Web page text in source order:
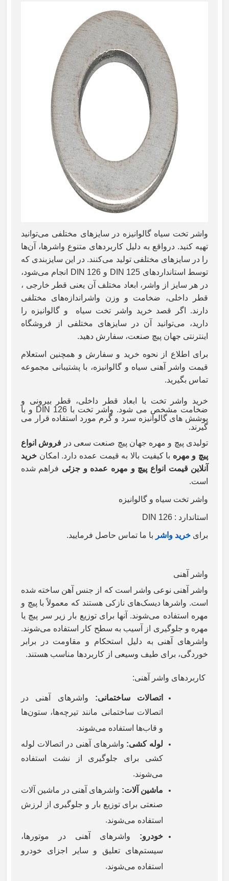
واشر تخت سیاه گالوانیزه در سایزهای مختلفی می‌توانید
تهیه کنید. درواقع به دلیل کاربردهای متنوع واشرها، آن‌ها
را در سایزهای مختلفی تولید می‌کنند. در این سایزبندی که
توسط استانداردهای DIN 125 و DIN 126
انجام می‌شود،
در هر سایز از واشر، ابعاد مختلف آن یعنی قطر خارجی ،
قطر داخلی، ضخامت و وزن واشراندازه‌های مختلفی
دارند. اگر قصد خرید واشر تخت سیاه و گالوانیزه را
دارید، می‌توانید آن در سایزهای مختلفی از فروشگاه
اینترنتی جهان پیچ صنعت، سفارش دهید.
برای اطلاع از نحوه خرید و سفارش و همچنین استعلام
قیمت واشر آهنی سیاه و گالوانیزه، با پشتیبانی مجموعه
تماس بگیرید.
خرید واشر تخت
با ابعاد قطر داخلی، قطر بیرونی و
ضخامت مشخص می شود. واشر تخت با
DIN 126 و با
پوشش های گالوانیزه سرد و گرم مورد استفاده قرار می
گیرند.
تولیدی پیچ و مهره جهان پیچ صنعت سعی در فروش انواع
پیچ و مهره با کیفیت بالا به قیمت عمده دارد. امکان خرید
آنلاین قیمت انواع پیچ و مهره عمده و جزئی فراهم شده
است.
واشر تخت سیاه و گالوانیزه
استاندارد : DIN 126
برای خرید واشر با ما تماس حاصل فرمایید.
واشر آهنی
واشر آهنی نوعی واشر است که از جنس آهن ساخته شده
است. واشرها دیسک‌های نازکی هستند که معمولاً با پیچ و
مهره استفاده می‌شوند. آنها برای توزیع بار زیر سر پیچ یا
مهره و جلوگیری از آسیب به سطح کار استفاده می‌شوند.
واشرهای آهنی به دلیل استحکام و مقاومت در برابر
خوردگی، برای طیف وسیعی از کاربردها مناسب هستند.
کاربردهای واشر آهنی:
اتصالات ساختمانی: واشرهای آهنی در
اتصالات ساختمانی مانند تیرچه‌ها، ستون‌ها
و قاب‌ها استفاده می‌شوند.
لوله کشی: واشرهای آهنی در اتصالات لوله
کشی برای جلوگیری از نشت استفاده
می‌شوند.
ماشین آلات: واشرهای آهنی در ماشین آلات
صنعتی برای توزیع بار و جلوگیری از لرزش
استفاده می‌شوند.
خودرو: واشرهای آهنی در موتورها،
سیستم‌های تعلیق و سایر اجزای خودرو
استفاده می‌شوند.